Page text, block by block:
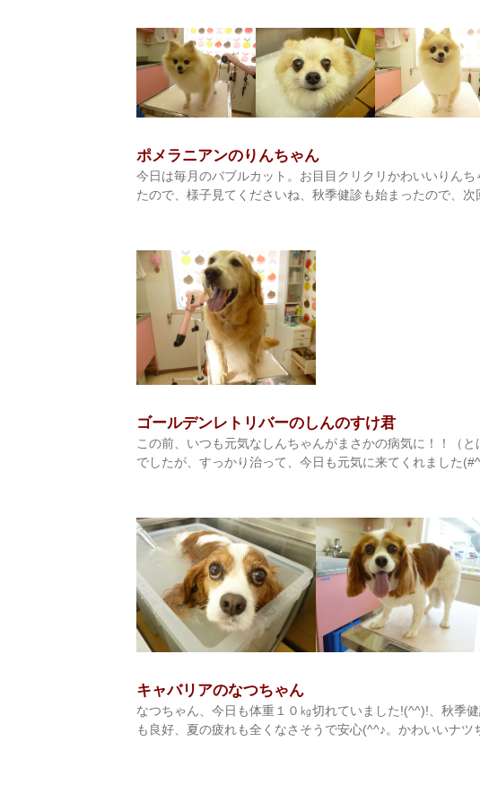
ポメラニアンのりんちゃん
今日は毎月のバブルカット。お目目クリクリかわいいりん
たので、様子見てくださいね、秋季健診も始まったので、
ゴールデンレトリバーのしんのすけ君
この前、いつも元気なしんちゃんがまさかの病気に！！（
でしたが、すっかり治って、今日も元気に来てくれました
キャバリアのなつちゃん
なつちゃん、今日も体重１０㎏切れていました!(^^)!、秋季
も良好、夏の疲れも全くなさそうで安心(^^♪。かわいいナ